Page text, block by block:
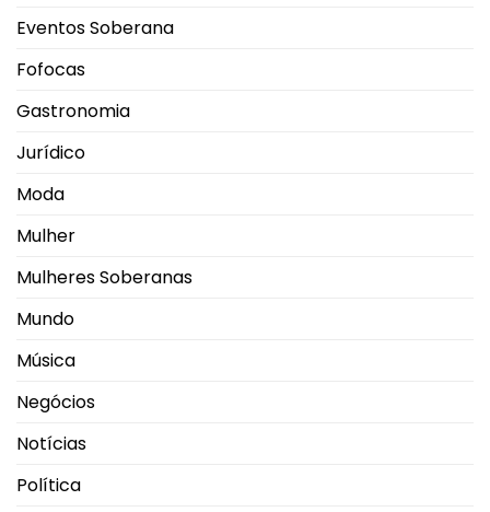
Eventos Soberana
Fofocas
Gastronomia
Jurídico
Moda
Mulher
Mulheres Soberanas
Mundo
Música
Negócios
Notícias
Política